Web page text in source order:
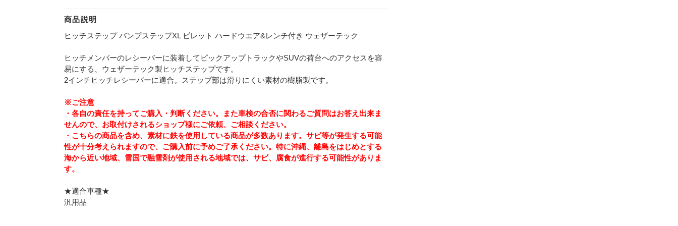
商品説明
ヒッチステップ バンプステップXL ビレット ハードウエア&レンチ付き ウェザーテック
ヒッチメンバーのレシーバーに装着してピックアップトラックやSUVの荷台へのアクセスを容
易にする、ウェザーテック製ヒッチステップです。
2インチヒッチレシーバーに適合。ステップ部は滑りにくい素材の樹脂製です。
※ご注意
・各自の責任を持ってご購入・判断ください。また車検の合否に関わるご質問はお答え出来ま
せんので、お取付けされるショップ様にご依頼、ご相談ください。
・こちらの商品を含め、素材に鉄を使用している商品が多数あります。サビ等が発生する可能
性が十分考えられますので、ご購入前に予めご了承ください。特に沖縄、離島をはじめとする
海から近い地域、雪国で融雪剤が使用される地域では、サビ、腐食が進行する可能性がありま
す。
★適合車種★
汎用品